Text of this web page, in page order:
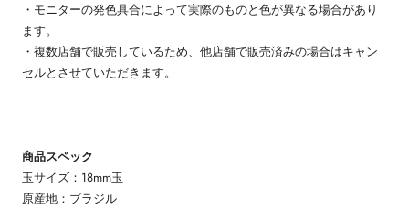
・モニターの発色具合によって実際のものと色が異なる場合があり
ます。
・複数店舗で販売しているため、他店舗で販売済みの場合はキャン
セルとさせていただきます。
商品スペック
玉サイズ：18mm玉
原産地：ブラジル